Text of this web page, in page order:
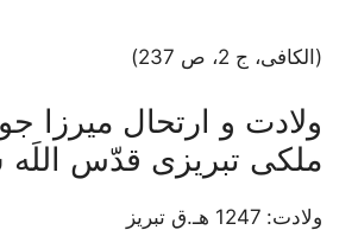
(الكافى، ج 2، ص 237)
ولادت و ارتحال ميرزا
ملكى تبريزى قدّس
ولادت: 1247 هـ.ق تبریز